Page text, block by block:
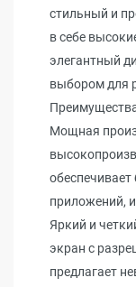
стильный и
в себе
элегантный
выбором для
Мощная
приложений,
Яркий и
экран с
предлагает